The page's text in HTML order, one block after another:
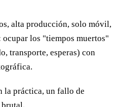
alta producción, solo móvil,
los "tiempos muertos"
transporte, esperas) con
la práctica, un fallo de